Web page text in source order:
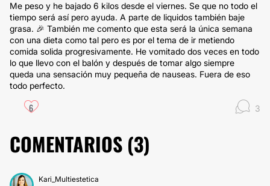
Me peso y he bajado 6 kilos desde el viernes. Se que no todo el
tiempo será así pero ayuda. A parte de liquidos también baje
grasa. 🎉 También me comento que esta será la única semana
con una dieta como tal pero es por el tema de ir metiendo
comida solida progresivamente. He vomitado dos veces en todo
lo que llevo con el balón y después de tomar algo siempre
queda una sensación muy pequeña de nauseas. Fuera de eso
todo perfecto.
6 3
COMENTARIOS (3)
Kari_Multiestetica